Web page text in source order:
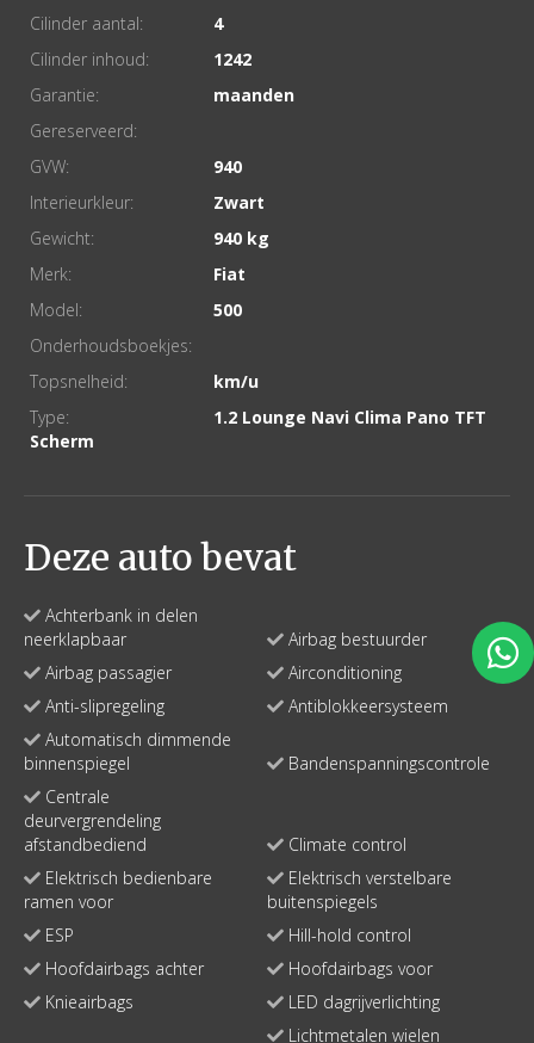
Cilinder aantal:
4
Cilinder inhoud:
1242
Garantie:
Gereserveerd:
GVW:
940
Interieurkleur:
Zwart
Gewicht:
940
Merk:
Fiat
Model:
500
Onderhoudsboekjes:
Topsnelheid:
Type:
1.2 Lounge Navi Clima Pano TFT
Scherm
Deze auto bevat
Achterbank in delen
neerklapbaar
Airbag bestuurder
Airbag passagier
Airconditioning
Anti-slipregeling
Antiblokkeersysteem
Automatisch dimmende
binnenspiegel
Bandenspanningscontrole
Centrale
deurvergrendeling
afstandbediend
Climate control
Elektrisch bedienbare
ramen voor
Elektrisch verstelbare
buitenspiegels
ESP
Hill-hold control
Hoofdairbags achter
Hoofdairbags voor
Knieairbags
LED dagrijverlichting
Lichtmetalen wielen